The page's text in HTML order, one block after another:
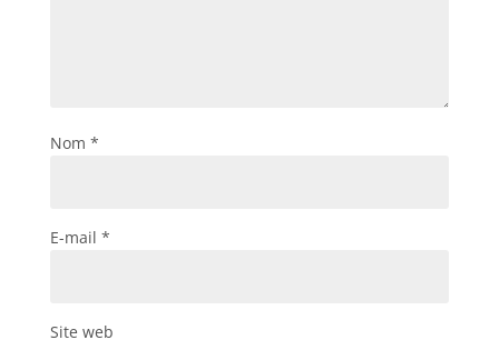
Nom *
E-mail *
Site web